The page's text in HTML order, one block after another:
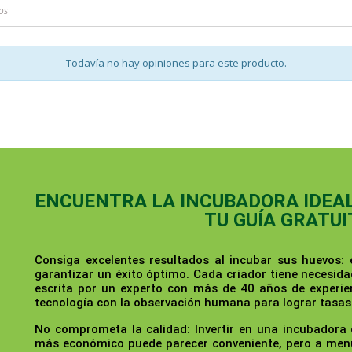
Todavía no hay opiniones para este producto.
ENCUENTRA LA INCUBADORA
TU GUÍA
Consiga excelentes resultados al incubar sus huevos:
garantizar un éxito óptimo. Cada criador tiene
escrita por un experto con más de 40 años de
tecnología con la observación humana para lograr
No comprometa la calidad: Invertir en una
más económico puede parecer conveniente, pero a